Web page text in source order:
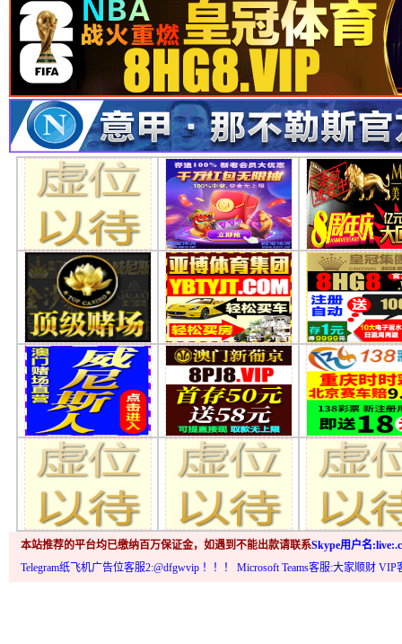
本站推荐的平台均已缴纳百万保证金，如遇到不能出款请联系Skype用户名
Telegram纸飞机广告位客服2:@dfgwvip ！！！ Microsoft Teams客服:大家顺财 VIP